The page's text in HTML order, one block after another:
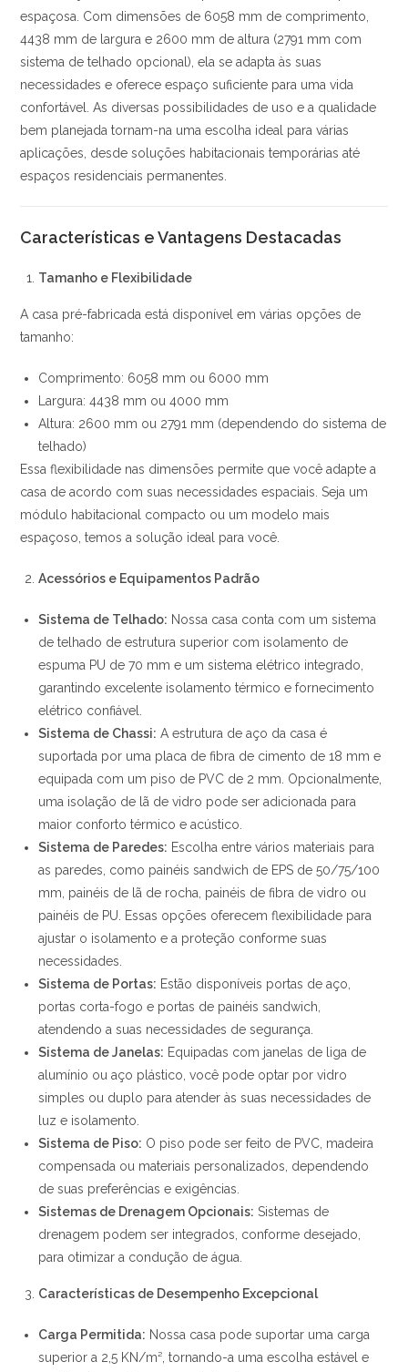
espaçosa. Com dimensões de 6058 mm de comprimento,
4438 mm de largura e 2600 mm de altura (2791 mm com
sistema de telhado opcional), ela se adapta às suas
necessidades e oferece espaço suficiente para uma vida
confortável. As diversas possibilidades de uso e a qualidade
bem planejada tornam-na uma escolha ideal para várias
aplicações, desde soluções habitacionais temporárias até
espaços residenciais permanentes.
Características e Vantagens Destacadas
Tamanho e Flexibilidade
A casa pré-fabricada está disponível em várias opções de
tamanho:
Comprimento: 6058 mm ou 6000 mm
Largura: 4438 mm ou 4000 mm
Altura: 2600 mm ou 2791 mm (dependendo do sistema de
telhado)
Essa flexibilidade nas dimensões permite que você adapte a
casa de acordo com suas necessidades espaciais. Seja um
módulo habitacional compacto ou um modelo mais
espaçoso, temos a solução ideal para você.
Acessórios e Equipamentos Padrão
Sistema de Telhado: Nossa casa conta com um sistema
de telhado de estrutura superior com isolamento de
espuma PU de 70 mm e um sistema elétrico integrado,
garantindo excelente isolamento térmico e fornecimento
elétrico confiável.
Sistema de Chassi: A estrutura de aço da casa é
suportada por uma placa de fibra de cimento de 18 mm e
equipada com um piso de PVC de 2 mm. Opcionalmente,
uma isolação de lã de vidro pode ser adicionada para
maior conforto térmico e acústico.
Sistema de Paredes: Escolha entre vários materiais para
as paredes, como painéis sandwich de EPS de 50/75/100
mm, painéis de lã de rocha, painéis de fibra de vidro ou
painéis de PU. Essas opções oferecem flexibilidade para
ajustar o isolamento e a proteção conforme suas
necessidades.
Sistema de Portas: Estão disponíveis portas de aço,
portas corta-fogo e portas de painéis sandwich,
atendendo a suas necessidades de segurança.
Sistema de Janelas: Equipadas com janelas de liga de
alumínio ou aço plástico, você pode optar por vidro
simples ou duplo para atender às suas necessidades de
luz e isolamento.
Sistema de Piso: O piso pode ser feito de PVC, madeira
compensada ou materiais personalizados, dependendo
de suas preferências e exigências.
Sistemas de Drenagem Opcionais: Sistemas de
drenagem podem ser integrados, conforme desejado,
para otimizar a condução de água.
Características de Desempenho Excepcional
Carga Permitida: Nossa casa pode suportar uma carga
superior a 2,5 KN/m², tornando-a uma escolha estável e